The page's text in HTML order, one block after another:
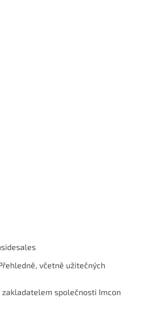
včetně užitečných
společnosti Imcon